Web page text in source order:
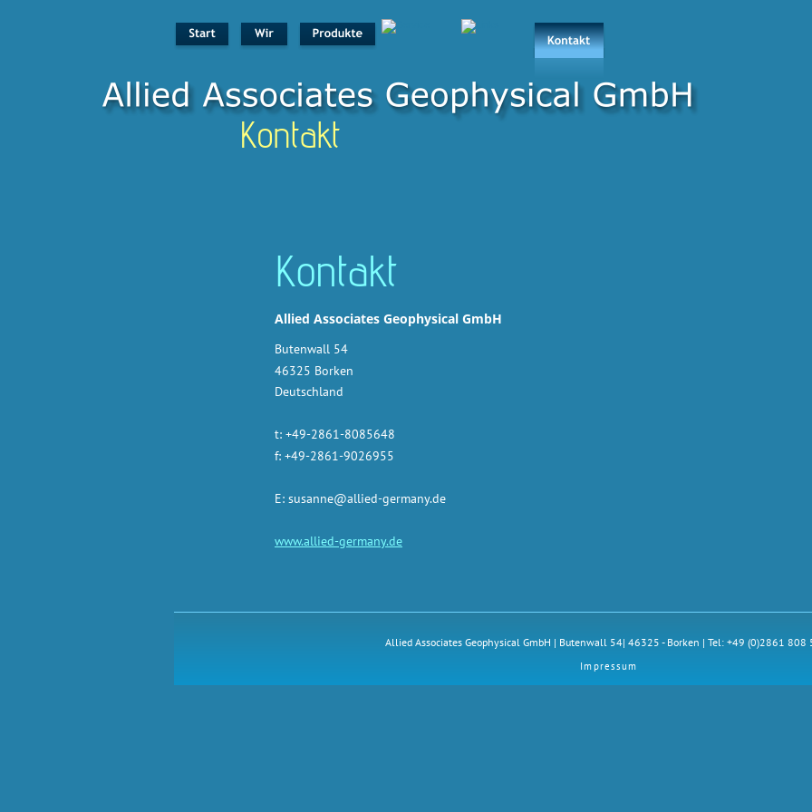
Kontakt
Allied Associates Geophysical GmbH
Butenwall 54
46325 Borken
Deutschland
t: +49-2861-8085648
f: +49-2861-9026955
E: susanne@allied-germany.de
www.allied-germany.de
Kontakt
Allied Associates Geophysical GmbH | Butenwall 54| 46325 - Borken | Tel: +49 (0)2861 808
Impressum